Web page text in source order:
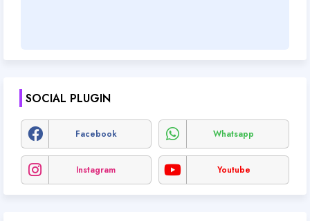
SOCIAL PLUGIN
Facebook Whatsapp
Instagram Youtube